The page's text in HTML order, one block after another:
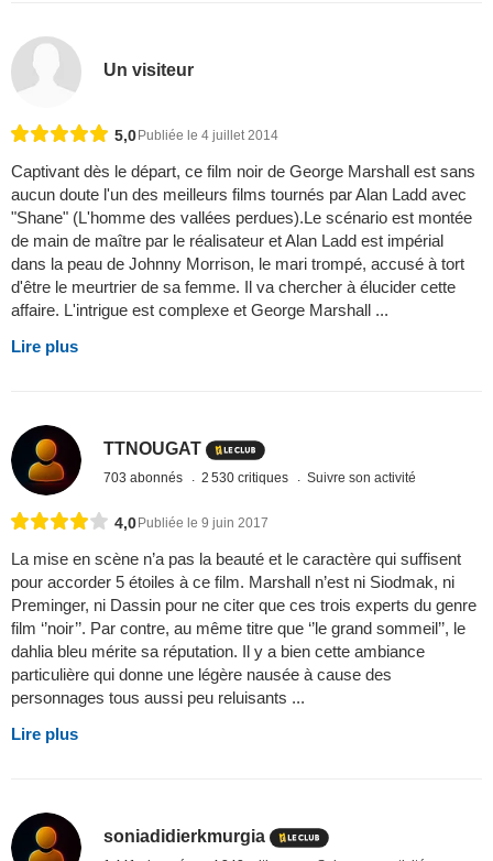
Un visiteur
5,0Publiée le 4 juillet 2014
Captivant dès le départ, ce film noir de George Marshall est sans
aucun doute l'un des meilleurs films tournés par Alan Ladd avec
"Shane" (L'homme des vallées perdues).Le scénario est montée
de main de maître par le réalisateur et Alan Ladd est impérial
dans la peau de Johnny Morrison, le mari trompé, accusé à tort
d'être le meurtrier de sa femme. Il va chercher à élucider cette
affaire. L'intrigue est complexe et George Marshall ...
Lire plus
TTNOUGAT
703 abonnés 2 530 critiques Suivre son activité
4,0Publiée le 9 juin 2017
La mise en scène n’a pas la beauté et le caractère qui suffisent
pour accorder 5 étoiles à ce film. Marshall n’est ni Siodmak, ni
Preminger, ni Dassin pour ne citer que ces trois experts du genre
film ‘’noir’’. Par contre, au même titre que ‘’le grand sommeil’’, le
dahlia bleu mérite sa réputation. Il y a bien cette ambiance
particulière qui donne une légère nausée à cause des
personnages tous aussi peu reluisants ...
Lire plus
soniadidierkmurgia